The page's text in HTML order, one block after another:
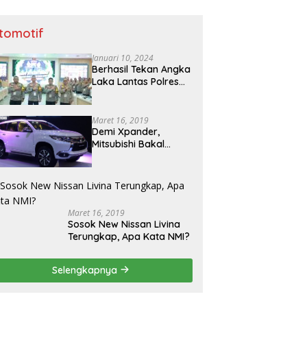
Januari 10, 2024
Berhasil Tekan Angka
Laka Lantas Polres
Kapolda Jatim
Maret 16, 2019
Demi Xpander,
Mitsubishi Bakal
Maret 16, 2019
Sosok New Nissan Livina
Terungkap, Apa Kata NMI?
Selengkapnya